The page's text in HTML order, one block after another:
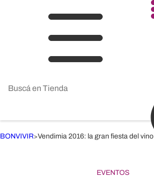
BONVIVIR>Vendimia 2016: la gran fiesta del vino
EVENTOS